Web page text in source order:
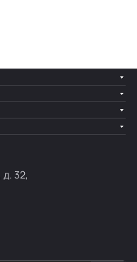
32,